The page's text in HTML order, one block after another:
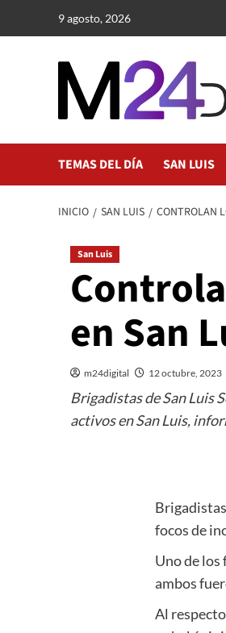
9 agosto, 2026
TEMAS DEL DÍA SAN LUIS
INICIO SAN LUIS CONTROLAN
San Luis
en San
m24digital 12 octubre, 2023
Brigadistas de San Luis
activos en San Luis,
focos de
Uno de los
ambos
Al